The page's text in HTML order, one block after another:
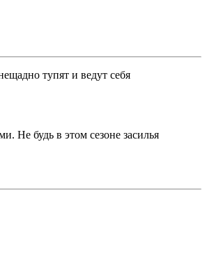
тупят и ведут себя
Не будь в этом сезоне засилья